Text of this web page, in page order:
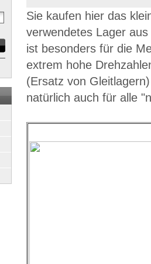
Sie kaufen hier das
verwendetes Lager aus
ist besonders für die
extrem hohe
(Ersatz von
natürlich auch für alle